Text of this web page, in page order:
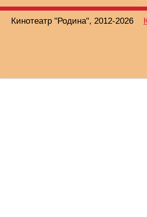
Кинотеатр "Родина", 2012-2026